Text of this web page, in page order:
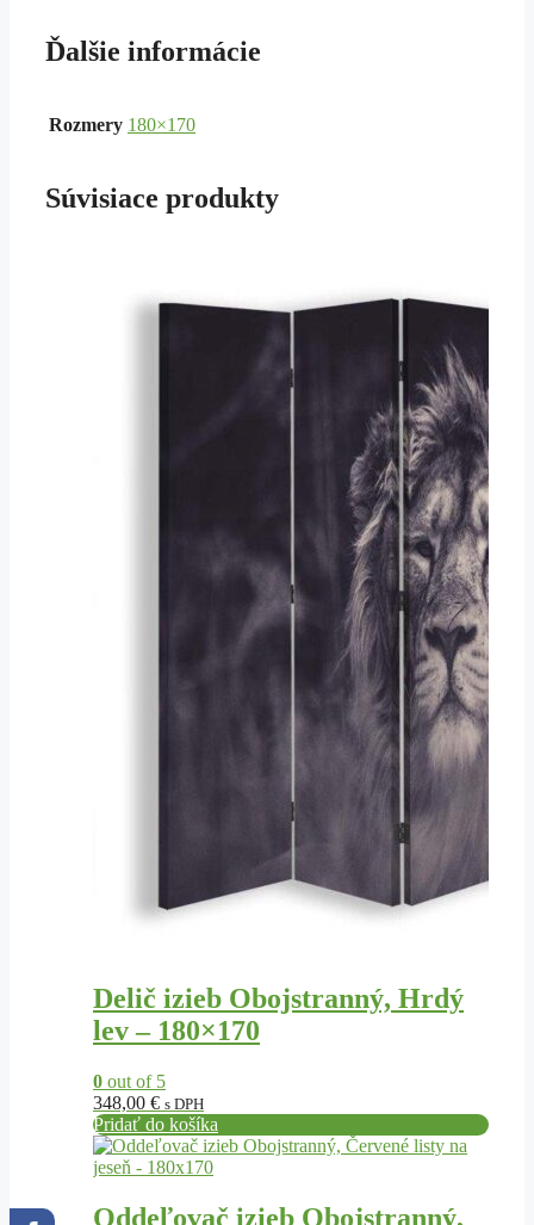
Ďalšie informácie
Rozmery 180×170
Súvisiace produkty
Delič izieb Obojstranný, Hrdý
lev – 180×170
0 out of 5
348,00 € s DPH
Pridať do košíka
Oddeľovač izieb Obojstranný,